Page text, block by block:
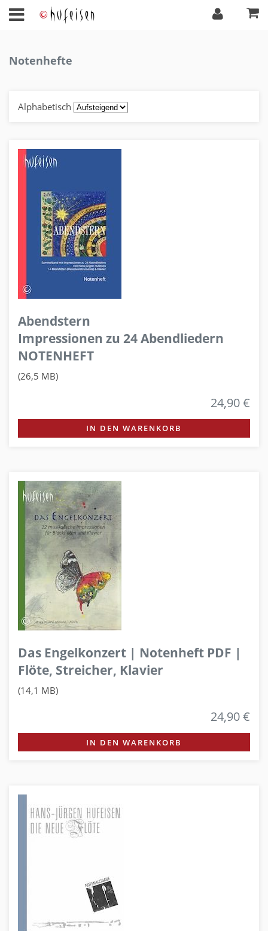
Notenhefte
Alphabetisch
Abendstern
Impressionen zu 24 Abendliedern
NOTENHEFT
(26,5 MB)
24,90 €
IN DEN WARENKORB
Das Engelkonzert | Notenheft PDF |
Flöte, Streicher, Klavier
(14,1 MB)
24,90 €
IN DEN WARENKORB